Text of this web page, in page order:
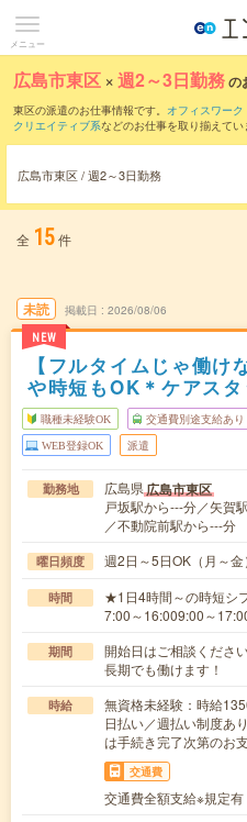
メニュー
広島市東区 ×週2～3日勤務の
東区の派遣のお仕事情報です。 オフィスワー
クリエイティブ系などのお仕事を取り揃えてい
広島市東区 / 週2～3日勤務
全 15件
未読
NEW
掲載日 2026/08/06
【フルタイムじゃ働け
や時短もOK＊ケアスタ
職種未経験OK 交通費別途支給あり
WEB登録OK 派遣
勤務地 広島県広島市東区
戸坂駅から---分／矢賀
／不動院前駅から---分
曜日頻度 週2日～5日OK（月～
時間
★1日4時間～の時短シ
7:00～16:009:00～
期間
開始日はご相談くだ
長期でも働けます！
時給
無資格未経験：時給
日払い／週払い制度あ
は手続き完了次第のお
交通費
交通費全額支給※規定有